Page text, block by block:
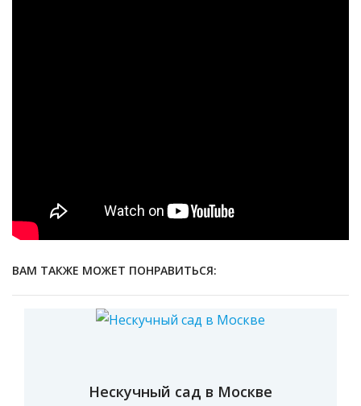
ВАМ ТАКЖЕ МОЖЕТ ПОНРАВИТЬСЯ:
Нескучный сад в Москве